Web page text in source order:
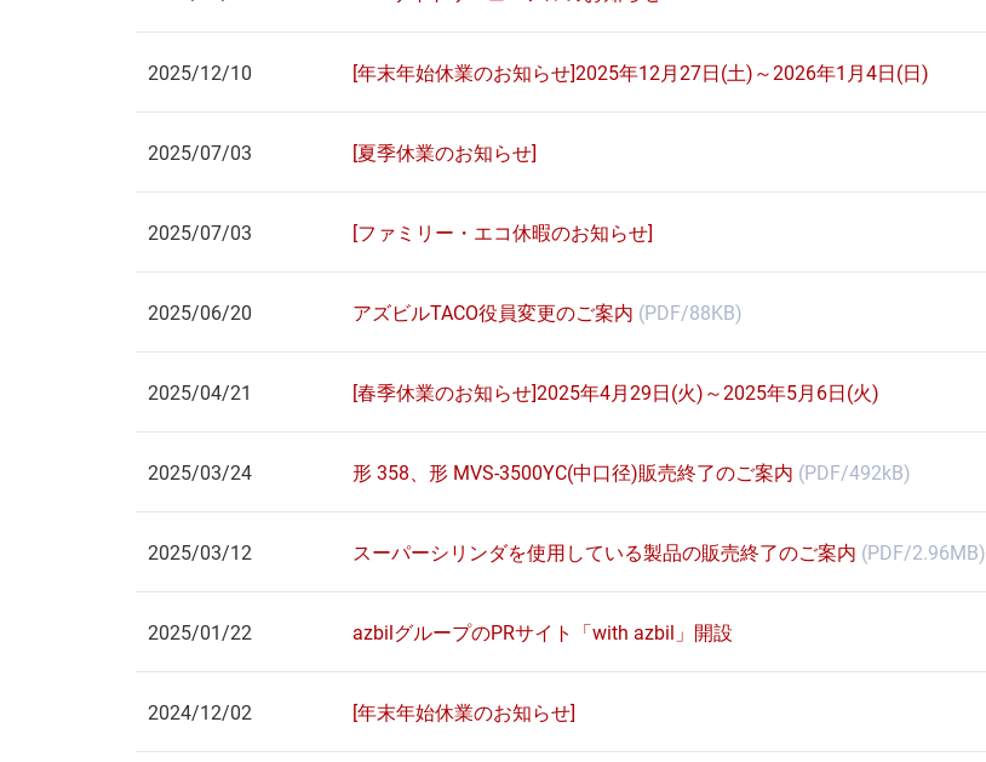
2025/12/10 [年末年始休業のお知らせ]2025年12月27日(土)～2026年1月4日(日)
2025/07/03 [夏季休業のお知らせ]
2025/07/03 [ファミリー・エコ休暇のお知らせ]
2025/06/20 アズビルTACO役員変更のご案内 (PDF/88KB)
2025/04/21 [春季休業のお知らせ]2025年4月29日(火)～2025年5月6日(火)
2025/03/24 形 358、形 MVS-3500YC(中口径)販売終了のご案内 (PDF/492kB)
2025/03/12 スーパーシリンダを使用している製品の販売終了のご案内 (PDF/2.96MB)
2025/01/22 azbilグループのPRサイト「with azbil」開設
2024/12/02 [年末年始休業のお知らせ]